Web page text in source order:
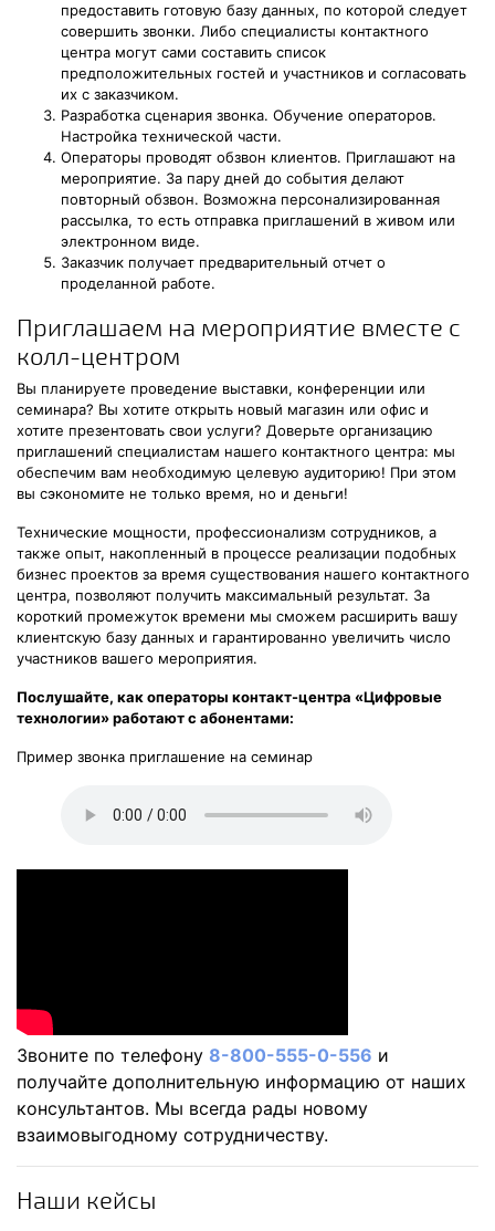
предоставить готовую базу данных, по которой следует
совершить звонки. Либо специалисты контактного
центра могут сами составить список
предположительных гостей и участников и согласовать
их с заказчиком.
Разработка сценария звонка. Обучение операторов.
Настройка технической части.
Операторы проводят обзвон клиентов. Приглашают на
мероприятие. За пару дней до события делают
повторный обзвон. Возможна персонализированная
рассылка, то есть отправка приглашений в живом или
электронном виде.
Заказчик получает предварительный отчет о
проделанной работе.
Приглашаем на мероприятие вместе с
колл-центром
Вы планируете проведение выставки, конференции или
семинара? Вы хотите открыть новый магазин или офис и
хотите презентовать свои услуги? Доверьте организацию
приглашений специалистам нашего контактного центра: мы
обеспечим вам необходимую целевую аудиторию! При этом
вы сэкономите не только время, но и деньги!
Технические мощности, профессионализм сотрудников, а
также опыт, накопленный в процессе реализации подобных
бизнес проектов за время существования нашего контактного
центра, позволяют получить максимальный результат. За
короткий промежуток времени мы сможем расширить вашу
клиентскую базу данных и гарантированно увеличить число
участников вашего мероприятия.
Послушайте, как операторы контакт-центра «Цифровые
технологии» работают с абонентами:
Пример звонка приглашение на семинар
Звоните по телефону 8-800-555-0-556 и
получайте дополнительную информацию от наших
консультантов. Мы всегда рады новому
взаимовыгодному сотрудничеству.
Наши кейсы